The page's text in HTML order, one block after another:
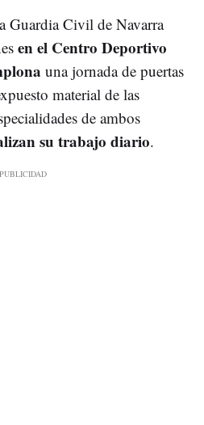
Guardia Civil de Navarra
en el Centro Deportivo
una jornada de puertas
material de las
de ambos
su trabajo diario.